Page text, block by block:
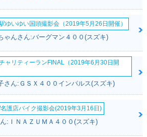
ゆいゆい国頭撮影会（2019年5月26日開催）
ゃんさん:バーグマン４００(スズキ)
ャリティーランFINAL（2019年6月30日開
さん:ＧＳＸ４００インパルス(スズキ)
護店バイク撮影会(2019年3月16日)
:ＩＮＡＺＵＭＡ４００(スズキ)